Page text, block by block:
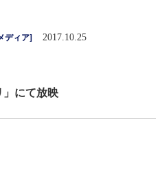
ディア] 2017.10.25
」にて放映